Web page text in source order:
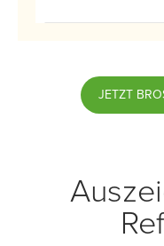
JETZT